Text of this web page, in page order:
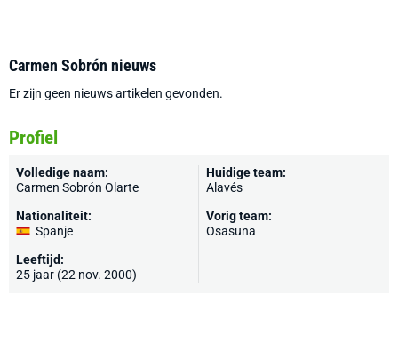
Carmen Sobrón nieuws
Er zijn geen nieuws artikelen gevonden.
Profiel
Volledige naam:
Carmen Sobrón Olarte
Nationaliteit:
Spanje
Leeftijd:
25 jaar (22 nov. 2000)
Huidige team:
Alavés
Vorig team:
Osasuna